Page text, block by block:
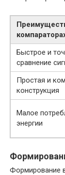
Быстрое и
сравнение
Простая и
конструкция
Малое
энергии
Формирование